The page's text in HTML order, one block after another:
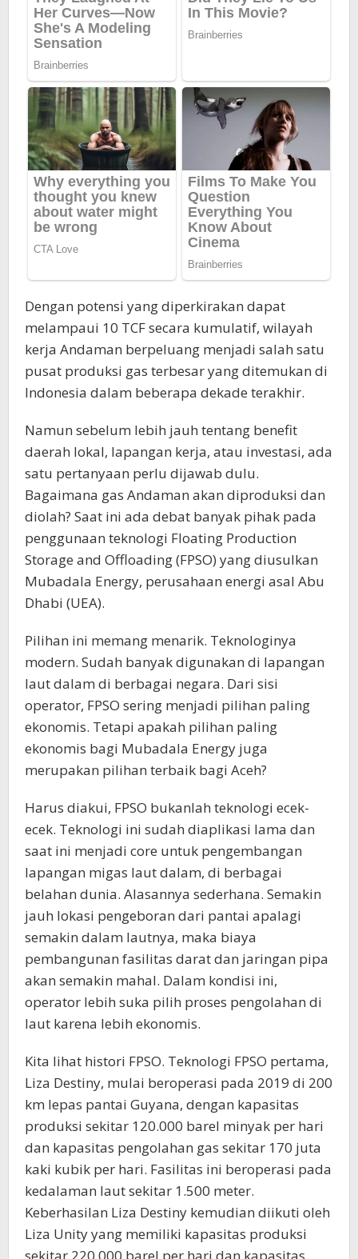
Dengan potensi yang diperkirakan dapat
melampaui 10 TCF secara kumulatif, wilayah
kerja Andaman berpeluang menjadi salah satu
pusat produksi gas terbesar yang ditemukan di
Indonesia dalam beberapa dekade terakhir.
Namun sebelum lebih jauh tentang benefit
daerah lokal, lapangan kerja, atau investasi, ada
satu pertanyaan perlu dijawab dulu.
Bagaimana gas Andaman akan diproduksi dan
diolah? Saat ini ada debat banyak pihak pada
penggunaan teknologi Floating Production
Storage and Offloading (FPSO) yang diusulkan
Mubadala Energy, perusahaan energi asal Abu
Dhabi (UEA).
Pilihan ini memang menarik. Teknologinya
modern. Sudah banyak digunakan di lapangan
laut dalam di berbagai negara. Dari sisi
operator, FPSO sering menjadi pilihan paling
ekonomis. Tetapi apakah pilihan paling
ekonomis bagi Mubadala Energy juga
merupakan pilihan terbaik bagi Aceh?
Harus diakui, FPSO bukanlah teknologi ecek-
ecek. Teknologi ini sudah diaplikasi lama dan
saat ini menjadi core untuk pengembangan
lapangan migas laut dalam, di berbagai
belahan dunia. Alasannya sederhana. Semakin
jauh lokasi pengeboran dari pantai apalagi
semakin dalam lautnya, maka biaya
pembangunan fasilitas darat dan jaringan pipa
akan semakin mahal. Dalam kondisi ini,
operator lebih suka pilih proses pengolahan di
laut karena lebih ekonomis.
Kita lihat histori FPSO. Teknologi FPSO pertama,
Liza Destiny, mulai beroperasi pada 2019 di 200
km lepas pantai Guyana, dengan kapasitas
produksi sekitar 120.000 barel minyak per hari
dan kapasitas pengolahan gas sekitar 170 juta
kaki kubik per hari. Fasilitas ini beroperasi pada
kedalaman laut sekitar 1.500 meter.
Keberhasilan Liza Destiny kemudian diikuti oleh
Liza Unity yang memiliki kapasitas produksi
sekitar 220.000 barel per hari dan kapasitas